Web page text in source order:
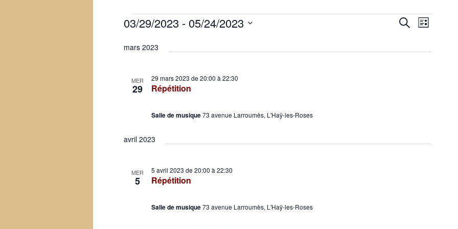
Évènements
Recherche
RechercheNavigation
vues
Liste
03/29/2023 - 05/24/2023
une
mars 2023
MER
29 Répétition
29 mars 2023 de 20:00 à 22:30
Salle de musique73 avenue Larroumès, L'Haÿ-les-Roses
avril 2023
MER
5 Répétition
5 avril 2023 de 20:00 à 22:30
Salle de musique73 avenue Larroumès, L'Haÿ-les-Roses